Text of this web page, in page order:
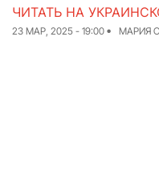
Спецпроекты
23 МАР, 2025 - 19:00 МАРИЯ
ЧИТАТЬ НА